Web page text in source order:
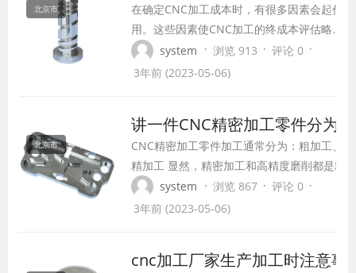
北京市
在确定CNC加工成本时，有很多因素会起作
用。这些因素使CNC加工的终成本评估略显
困难。尤其是当您将其与其他制造技术进行
比较时。例如，一些程序可以在几秒钟内计
对于CNC车削和铣削服务而言，实现相同的
目标要复杂得多。下面的文章将进...
system · 浏览 913 · 评论 0 ·
3年前 (2023-05-06)
北京市
讲一件CNC精密加工零件分为
CNC精密加工零件加工通常分为：粗加工、
精加工 显然，精密加工和高精度磨削都是精
精度磨削：通常称为精磨 精密cnc加工和高精
从属关系。 细晶磨棒在一定压力下压在旋转
system · 浏览 867 · 评论 0 ·
3年前 (2023-05-06)
cnc加工厂家生产加工时注意事